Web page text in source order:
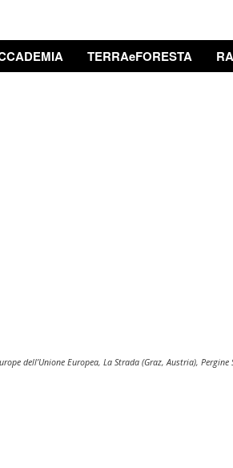
TERRAeFORESTA
dell’Unione Europea, La Strada (Graz, Austria),